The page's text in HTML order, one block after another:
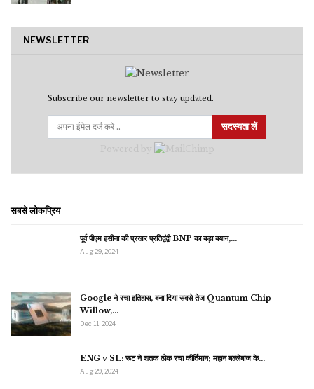
NEWSLETTER
Subscribe our newsletter to stay updated.
सदस्यता लें
सबसे लोकप्रिय
पूर्व पीएम हसीना की प्रखर प्रतिद्वंद्वी BNP का बड़ा बयान,…
Aug 29, 2024
Google ने रचा इतिहास, बना दिया सबसे तेज Quantum Chip
Willow,…
Dec 11, 2024
ENG v SL: रूट ने शतक ठोक रचा कीर्तिमान; महान बल्लेबाज के…
Aug 29, 2024